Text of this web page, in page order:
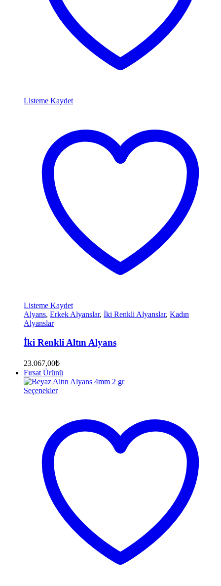
Listeme Kaydet
Listeme Kaydet
Alyans, Erkek Alyanslar, İki Renkli Alyanslar, Kadın
Alyanslar
İki Renkli Altın Alyans
23.067,00₺
Fırsat Ürünü
Seçenekler